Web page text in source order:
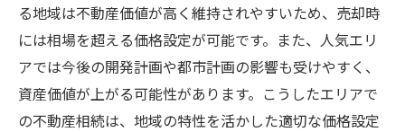
る地域は不動産価値が高く維持されやすいため、売却時
には相場を超える価格設定が可能です。また、人気エリ
アでは今後の開発計画や都市計画の影響も受けやすく、
資産価値が上がる可能性があります。こうしたエリアで
の不動産相続は、地域の特性を活かした適切な価格設定